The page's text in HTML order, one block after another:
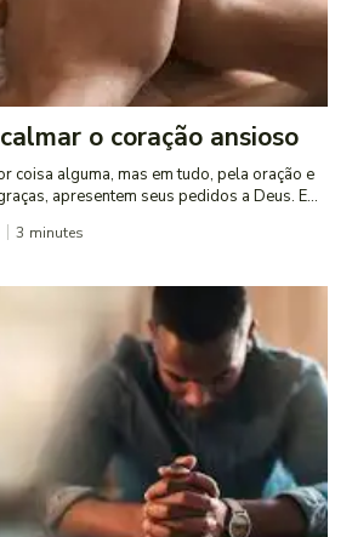
o coração ansioso
coisa alguma, mas em tudo, pela oração e
apresentem seus pedidos a Deus. E...
3 minutes